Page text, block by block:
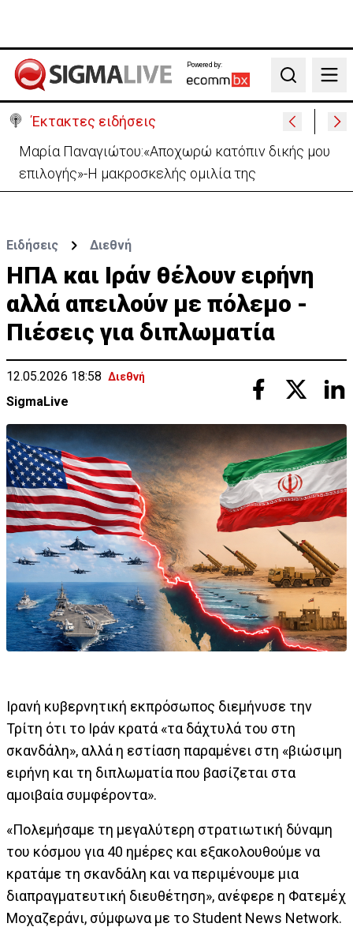
Powered by:
Search
Έκτακτες ειδήσεις
Στον Πάλμα το πόρισμα της ΕΦ για Καλό Χωριό: «Θα
αποδοθούν τυχόν ευθύνες»
Ειδήσεις Διεθνή
ΗΠΑ και Ιράν θέλουν ειρήνη
αλλά απειλούν με πόλεμο -
Πιέσεις για διπλωματία
12.05.2026 18:58 Διεθνή
SigmaLive
Ιρανή κυβερνητική εκπρόσωπος διεμήνυσε την
Τρίτη ότι το Ιράν κρατά «τα δάχτυλά του στη
σκανδάλη», αλλά η εστίαση παραμένει στη «βιώσιμη
ειρήνη και τη διπλωματία που βασίζεται στα
αμοιβαία συμφέροντα».
«Πολεμήσαμε τη μεγαλύτερη στρατιωτική δύναμη
του κόσμου για 40 ημέρες και εξακολουθούμε να
κρατάμε τη σκανδάλη και να περιμένουμε μια
διαπραγματευτική διευθέτηση», ανέφερε η Φατεμέχ
Μοχαζεράνι, σύμφωνα με το Student News Network.